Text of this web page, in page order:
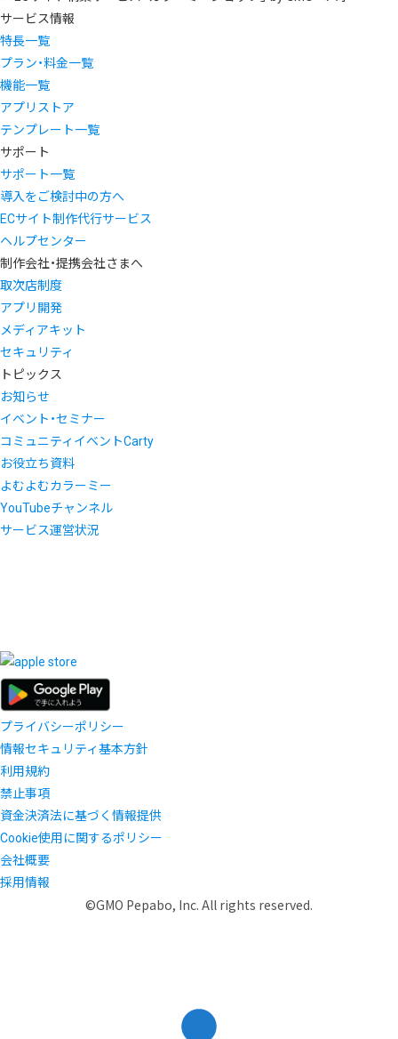
サービス情報
特長一覧
プラン・料金一覧
機能一覧
アプリストア
テンプレート一覧
サポート
サポート一覧
導入をご検討中の方へ
ECサイト制作代行サービス
ヘルプセンター
制作会社・提携会社さまへ
取次店制度
アプリ開発
メディアキット
セキュリティ
トピックス
お知らせ
イベント・セミナー
コミュニティイベントCarty
お役立ち資料
よむよむカラーミー
YouTubeチャンネル
サービス運営状況
プライバシーポリシー
情報セキュリティ基本方針
利用規約
禁止事項
資金決済法に基づく情報提供
Cookie使用に関するポリシー
会社概要
採用情報
©GMO Pepabo, Inc. All rights reserved.